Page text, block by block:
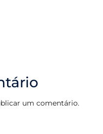
um comentário.